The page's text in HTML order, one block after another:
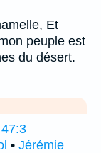
Et
peuple est
du désert.
• Jérémie